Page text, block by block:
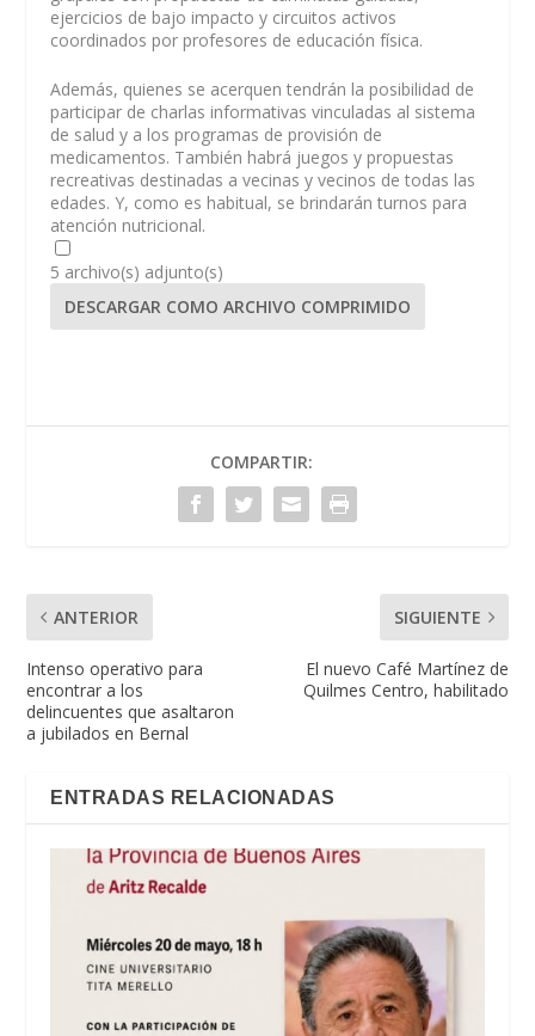
ejercicios de bajo impacto y circuitos activos
coordinados por profesores de educación física.
Además, quienes se acerquen tendrán la posibilidad de
participar de charlas informativas vinculadas al sistema
de salud y a los programas de provisión de
medicamentos. También habrá juegos y propuestas
recreativas destinadas a vecinas y vecinos de todas las
edades. Y, como es habitual, se brindarán turnos para
atención nutricional.
5 archivo(s) adjunto(s)
DESCARGAR COMO ARCHIVO COMPRIMIDO
COMPARTIR:
ANTERIOR
Intenso operativo para
encontrar a los
delincuentes que asaltaron
a jubilados en Bernal
SIGUIENTE
El nuevo Café Martínez de
Quilmes Centro, habilitado
ENTRADAS RELACIONADAS